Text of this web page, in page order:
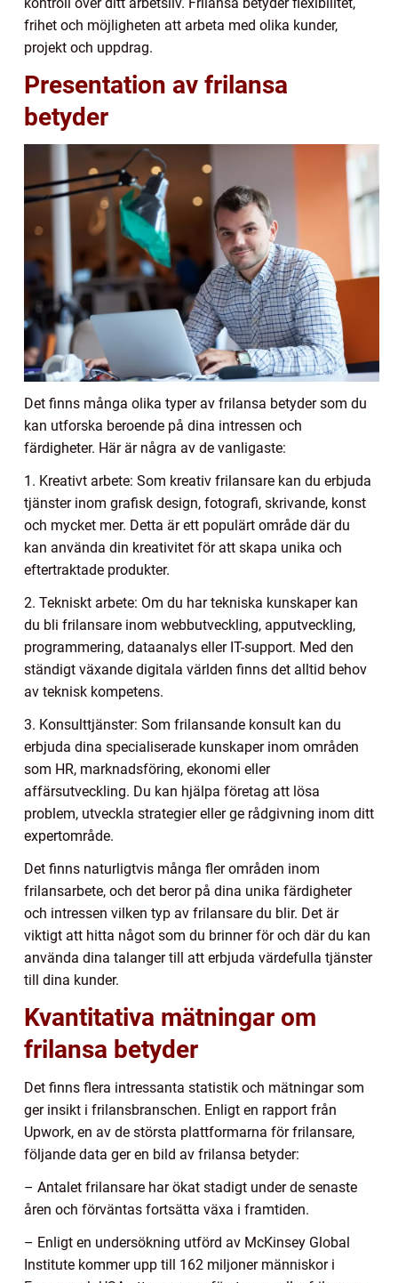
frihet och möjligheten att arbeta med olika kunder,
projekt och uppdrag.
Presentation av frilansa
betyder
Det finns många olika typer av frilansa betyder som du
kan utforska beroende på dina intressen och
färdigheter. Här är några av de vanligaste:
1. Kreativt arbete: Som kreativ frilansare kan du erbjuda
tjänster inom grafisk design, fotografi, skrivande, konst
och mycket mer. Detta är ett populärt område där du
kan använda din kreativitet för att skapa unika och
eftertraktade produkter.
2. Tekniskt arbete: Om du har tekniska kunskaper kan
du bli frilansare inom webbutveckling, apputveckling,
programmering, dataanalys eller IT-support. Med den
ständigt växande digitala världen finns det alltid behov
av teknisk kompetens.
3. Konsulttjänster: Som frilansande konsult kan du
erbjuda dina specialiserade kunskaper inom områden
som HR, marknadsföring, ekonomi eller
affärsutveckling. Du kan hjälpa företag att lösa
problem, utveckla strategier eller ge rådgivning inom ditt
expertområde.
Det finns naturligtvis många fler områden inom
frilansarbete, och det beror på dina unika färdigheter
och intressen vilken typ av frilansare du blir. Det är
viktigt att hitta något som du brinner för och där du kan
använda dina talanger till att erbjuda värdefulla tjänster
till dina kunder.
Kvantitativa mätningar om
frilansa betyder
Det finns flera intressanta statistik och mätningar som
ger insikt i frilansbranschen. Enligt en rapport från
Upwork, en av de största plattformarna för frilansare,
följande data ger en bild av frilansa betyder:
– Antalet frilansare har ökat stadigt under de senaste
åren och förväntas fortsätta växa i framtiden.
– Enligt en undersökning utförd av McKinsey Global
Institute kommer upp till 162 miljoner människor i